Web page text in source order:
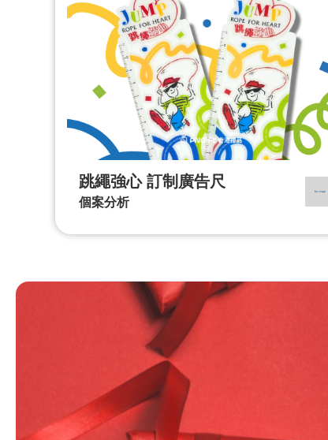
跳繩強心 訂制廣告尺
個案分析